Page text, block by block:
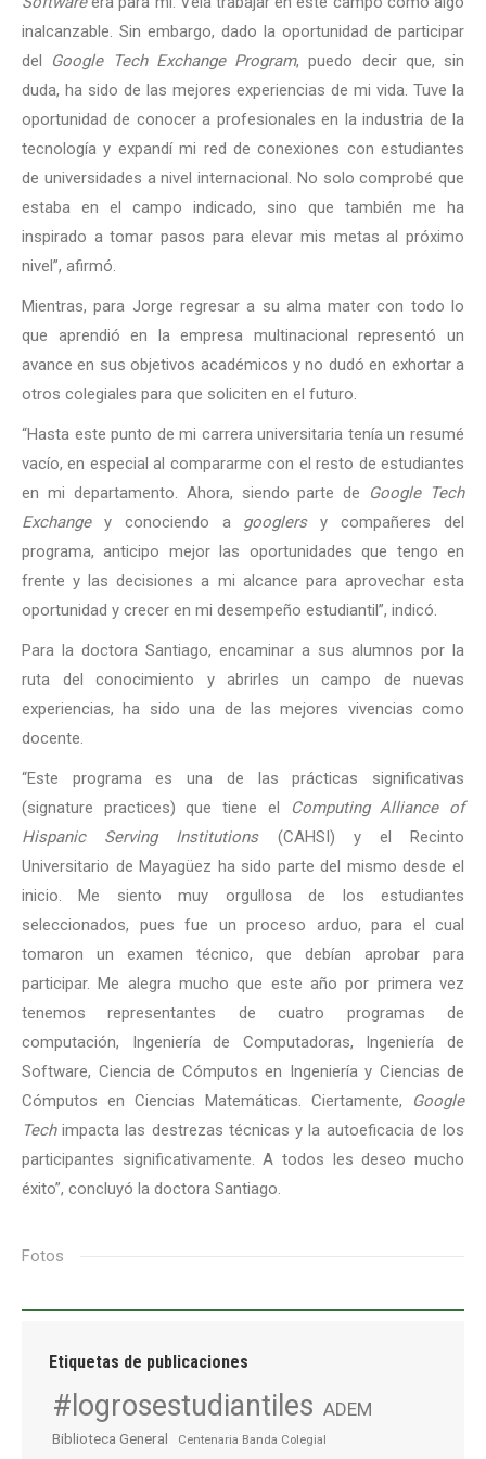
inalcanzable. Sin embargo, dado la oportunidad de participar
del Google Tech Exchange Program, puedo decir que, sin
duda, ha sido de las mejores experiencias de mi vida. Tuve la
oportunidad de conocer a profesionales en la industria de la
tecnología y expandí mi red de conexiones con estudiantes
de universidades a nivel internacional. No solo comprobé que
estaba en el campo indicado, sino que también me ha
inspirado a tomar pasos para elevar mis metas al próximo
nivel”, afirmó.
Mientras, para Jorge regresar a su alma mater con todo lo
que aprendió en la empresa multinacional representó un
avance en sus objetivos académicos y no dudó en exhortar a
otros colegiales para que soliciten en el futuro.
“Hasta este punto de mi carrera universitaria tenía un resumé
vacío, en especial al compararme con el resto de estudiantes
en mi departamento. Ahora, siendo parte de
Google Tech
Exchangey conociendo a googlersy compañeres del
programa, anticipo mejor las oportunidades que tengo en
frente y las decisiones a mi alcance para aprovechar esta
oportunidad y crecer en mi desempeño estudiantil”, indicó.
Para la doctora Santiago, encaminar a sus alumnos por la
ruta del conocimiento y abrirles un campo de nuevas
experiencias, ha sido una de las mejores vivencias como
docente.
“Este programa es una de las prácticas significativas
(signature practices) que tiene el
Computing Alliance of
Hispanic Serving Institutions(CAHSI) y el Recinto
Universitario de Mayagüez ha sido parte del mismo desde el
inicio. Me siento muy orgullosa de los estudiantes
seleccionados, pues fue un proceso arduo, para el cual
tomaron un examen técnico, que debían aprobar para
participar. Me alegra mucho que este año por primera vez
tenemos representantes de cuatro programas de
computación, Ingeniería de Computadoras, Ingeniería de
Software, Ciencia de Cómputos en Ingeniería y Ciencias de
Cómputos en Ciencias Matemáticas. Ciertamente,
Google
Techimpacta las destrezas técnicas y la autoeficacia de los
participantes significativamente. A todos les deseo mucho
éxito”, concluyó la doctora Santiago.
Fotos
Etiquetas de publicaciones
#logrosestudiantiles ADEM
Biblioteca General Centenaria Banda Colegial